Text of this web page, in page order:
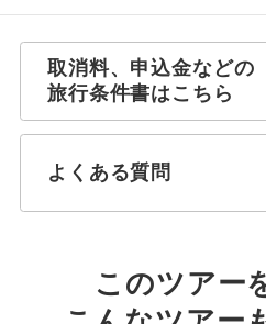
取消料、申込金などの
旅行条件書はこちら
よくある質問
このツアー